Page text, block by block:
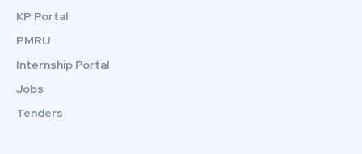
KP Portal
PMRU
Internship Portal
Jobs
Tenders